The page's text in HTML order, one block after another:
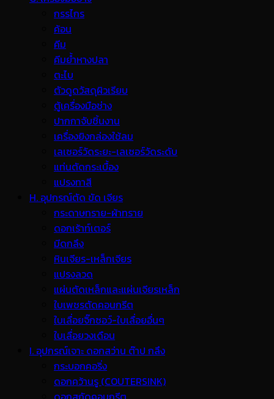
กรรไกร
ค้อน
คีม
คีมย้ำหางปลา
ตะไบ
ตัวดูดวัสดุผิวเรียบ
ตู้เครื่องมือช่าง
ปากกาจับชิ้นงาน
เครื่องยิงกล่องใช้ลม
เลเซอร์วัดระยะ-เลเซอร์วัดระดับ
แท่นตัดกระเบื้อง
แปรงทาสี
H. อุปกรณ์ตัด ขัด เจียร
กระดาษทราย-ผ้าทราย
ดอกเร้าท์เตอร์
มีดกลึง
หินเจียร-เหล็กเจียร
แปรงลวด
แผ่นตัดเหล็กและแผ่นเจียรเหล็ก
ใบเพชรตัดคอนกรีต
ใบเลื่อยจิ๊กซอว์-ใบเลื่อยอื่นๆ
ใบเลื่อยวงเดือน
I. อุปกรณ์เจาะ ดอกสว่าน ต๊าป กลึง
กระบอกคอริ่ง
ดอกคว้านรู (COUTERSINK)